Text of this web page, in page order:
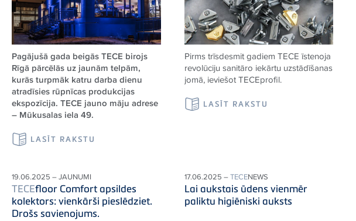
Pagājušā gada beigās TECE birojs
Rīgā pārcēlās uz jaunām telpām,
kurās turpmāk katru darba dienu
atradīsies rūpnīcas produkcijas
ekspozīcija. TECE jauno māju adrese
– Mūkusalas iela 49.
LASĪT RAKSTU
Pirms trīsdesmit gadiem TECEīstenoja
revolūciju sanitāro iekārtu uzstādīšanas
jomā, ieviešotTECEprofil.
LASĪT RAKSTU
19.06.2025 – JAUNUMI
TECEfloor Comfort apsildes
kolektors: vienkārši pieslēdziet.
Drošs savienojums.
17.06.2025 –TECENEWS
Lai aukstais ūdens vienmēr
paliktu higiēniski auksts